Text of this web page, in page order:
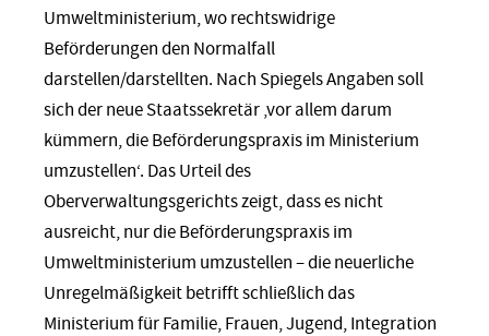
Umweltministerium, wo rechtswidrige
Beförderungen den Normalfall
darstellen/darstellten. Nach Spiegels Angaben soll
sich der neue Staatssekretär ‚vor allem darum
kümmern, die Beförderungspraxis im Ministerium
umzustellen‘. Das Urteil des
Oberverwaltungsgerichts zeigt, dass es nicht
ausreicht, nur die Beförderungspraxis im
Umweltministerium umzustellen – die neuerliche
Unregelmäßigkeit betrifft schließlich das
Ministerium für Familie, Frauen, Jugend, Integration